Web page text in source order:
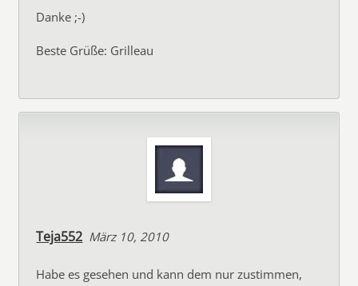
Danke ;-)
Beste Grüße: Grilleau
Teja552 März 10, 2010
Habe es gesehen und kann dem nur zustimmen,